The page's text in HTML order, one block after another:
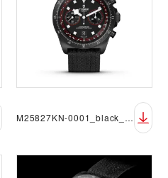
M25827KN-0001_black_fabric_black_FF_sRGB